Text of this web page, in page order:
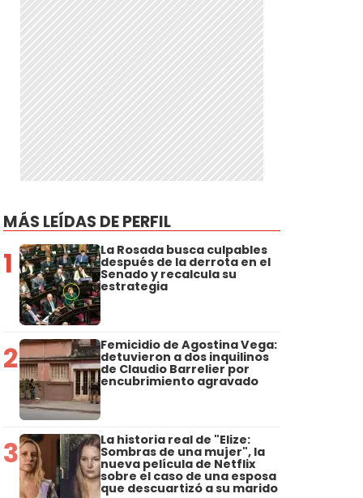
MÁS LEÍDAS DE PERFIL
1 La Rosada busca culpables
después de la derrota en el
Senado y recalcula su
estrategia
2 Femicidio de Agostina Vega:
detuvieron a dos inquilinos
de Claudio Barrelier por
encubrimiento agravado
3 La historia real de "Elize:
Sombras de una mujer", la
nueva película de Netflix
sobre el caso de una esposa
que descuartizó a su marido